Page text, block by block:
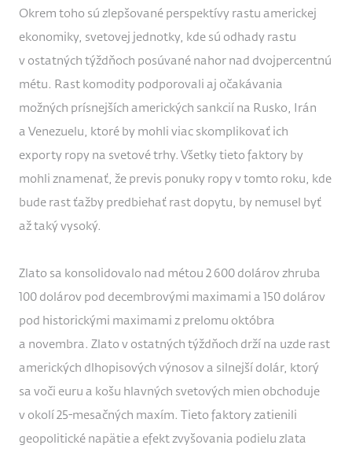
Okrem toho sú zlepšované perspektívy rastu americkej
ekonomiky, svetovej jednotky, kde sú odhady rastu
v ostatných týždňoch posúvané nahor nad dvojpercentnú
métu. Rast komodity podporovali aj očakávania
možných prísnejších amerických sankcií na Rusko, Irán
a Venezuelu, ktoré by mohli viac skomplikovať ich
exporty ropy na svetové trhy. Všetky tieto faktory by
mohli znamenať, že previs ponuky ropy v tomto roku, kde
bude rast ťažby predbiehať rast dopytu, by nemusel byť
až taký vysoký.
Zlato sa konsolidovalo nad métou 2 600 dolárov zhruba
100 dolárov pod decembrovými maximami a 150 dolárov
pod historickými maximami z prelomu októbra
a novembra. Zlato v ostatných týždňoch drží na uzde rast
amerických dlhopisových výnosov a silnejší dolár, ktorý
sa voči euru a košu hlavných svetových mien obchoduje
v okolí 25-mesačných maxím. Tieto faktory zatienili
geopolitické napätie a efekt zvyšovania podielu zlata